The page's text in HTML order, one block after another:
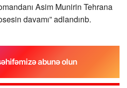
Asim Munirin Tehrana
davamı” adlandırıb.
abunə olun